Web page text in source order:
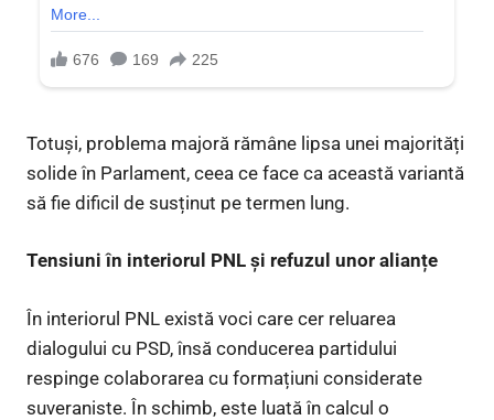
Totuși, problema majoră rămâne lipsa unei majorități
solide în Parlament, ceea ce face ca această variantă
să fie dificil de susținut pe termen lung.
Tensiuni în interiorul PNL și refuzul unor alianțe
În interiorul PNL există voci care cer reluarea
dialogului cu PSD, însă conducerea partidului
respinge colaborarea cu formațiuni considerate
suveraniste. În schimb, este luată în calcul o